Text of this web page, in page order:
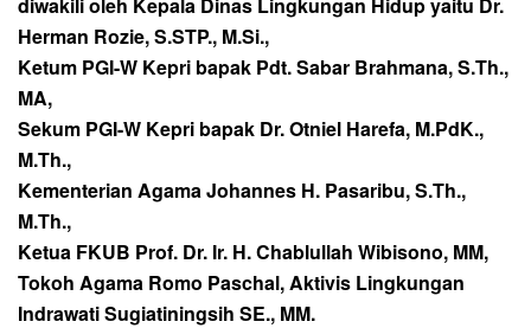
Herman Rozie, S.STP., M.Si.,
Ketum PGI-W Kepri bapak Pdt. Sabar Brahmana, S.Th.,
MA,
Sekum PGI-W Kepri bapak Dr. Otniel Harefa, M.PdK.,
M.Th.,
Kementerian Agama Johannes H. Pasaribu, S.Th.,
M.Th.,
Ketua FKUB Prof. Dr. Ir. H. Chablullah Wibisono, MM,
Tokoh Agama Romo Paschal, Aktivis Lingkungan
Indrawati Sugiatiningsih SE., MM.